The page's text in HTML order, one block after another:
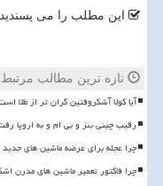
این مطلب را می
تازه ترین مطالب مرتبط
آیا کولا آشکروفتین گران تر از طلا
رقیب چینی بنز و بی ام و به اروپا
چرا عجله برای عرضه ماشین های
چرا فاکتور تعمیر ماشین های مدرن